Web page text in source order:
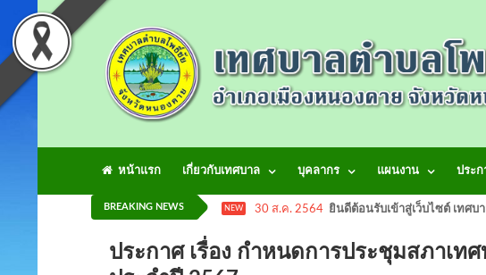
หน้าแรก เกี่ยวกับเทศบาล บุคลากร แผนงาน ประก
BREAKING NEWS NEW 30 ส.ค. 2564 ยินดีต้อนรับเข้าสู่เว็บไซต์ เทศบ
ประกาศ เรื่อง กำหนดการประชุมสภาเ